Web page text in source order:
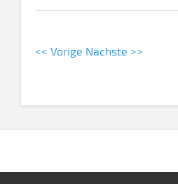
<< Vorige Nächste >>